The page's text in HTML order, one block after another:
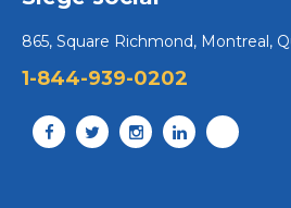
865, Square Richmond, Montreal,
1-844-939-0202